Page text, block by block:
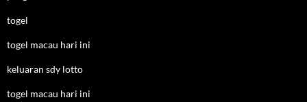
togel
togel macau hari ini
keluaran sdy lotto
togel macau hari ini